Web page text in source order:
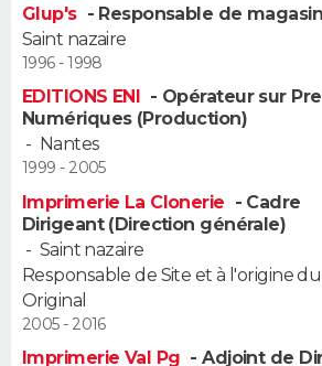
Dictionnaire
Biographies
Citations
Expressions
Proverbes
PROGRAMME TV
COPAINS D'AVANT
S'inscrire
Se connecter
Lycées
Collèges
Primaires
Universités
Entreprises
Service militaire
Avis de recherche
AVIS DE DÉCÈS
FORUM
Bricolage
Lifestyle
Culture
Sport
Auto
Television
Voyage
Cinema
Glup's - Responsable de
Saint nazaire
1996 - 1998
EDITIONS ENI - Opérateur sur
Numériques (Production)
- Nantes
1999 - 2005
Imprimerie La Clonerie - Cadre
Dirigeant (Direction générale)
- Saint nazaire
Responsable de Site et à l'origine
Original
2005 - 2016
Imprimerie Val Pg - Adjoint de